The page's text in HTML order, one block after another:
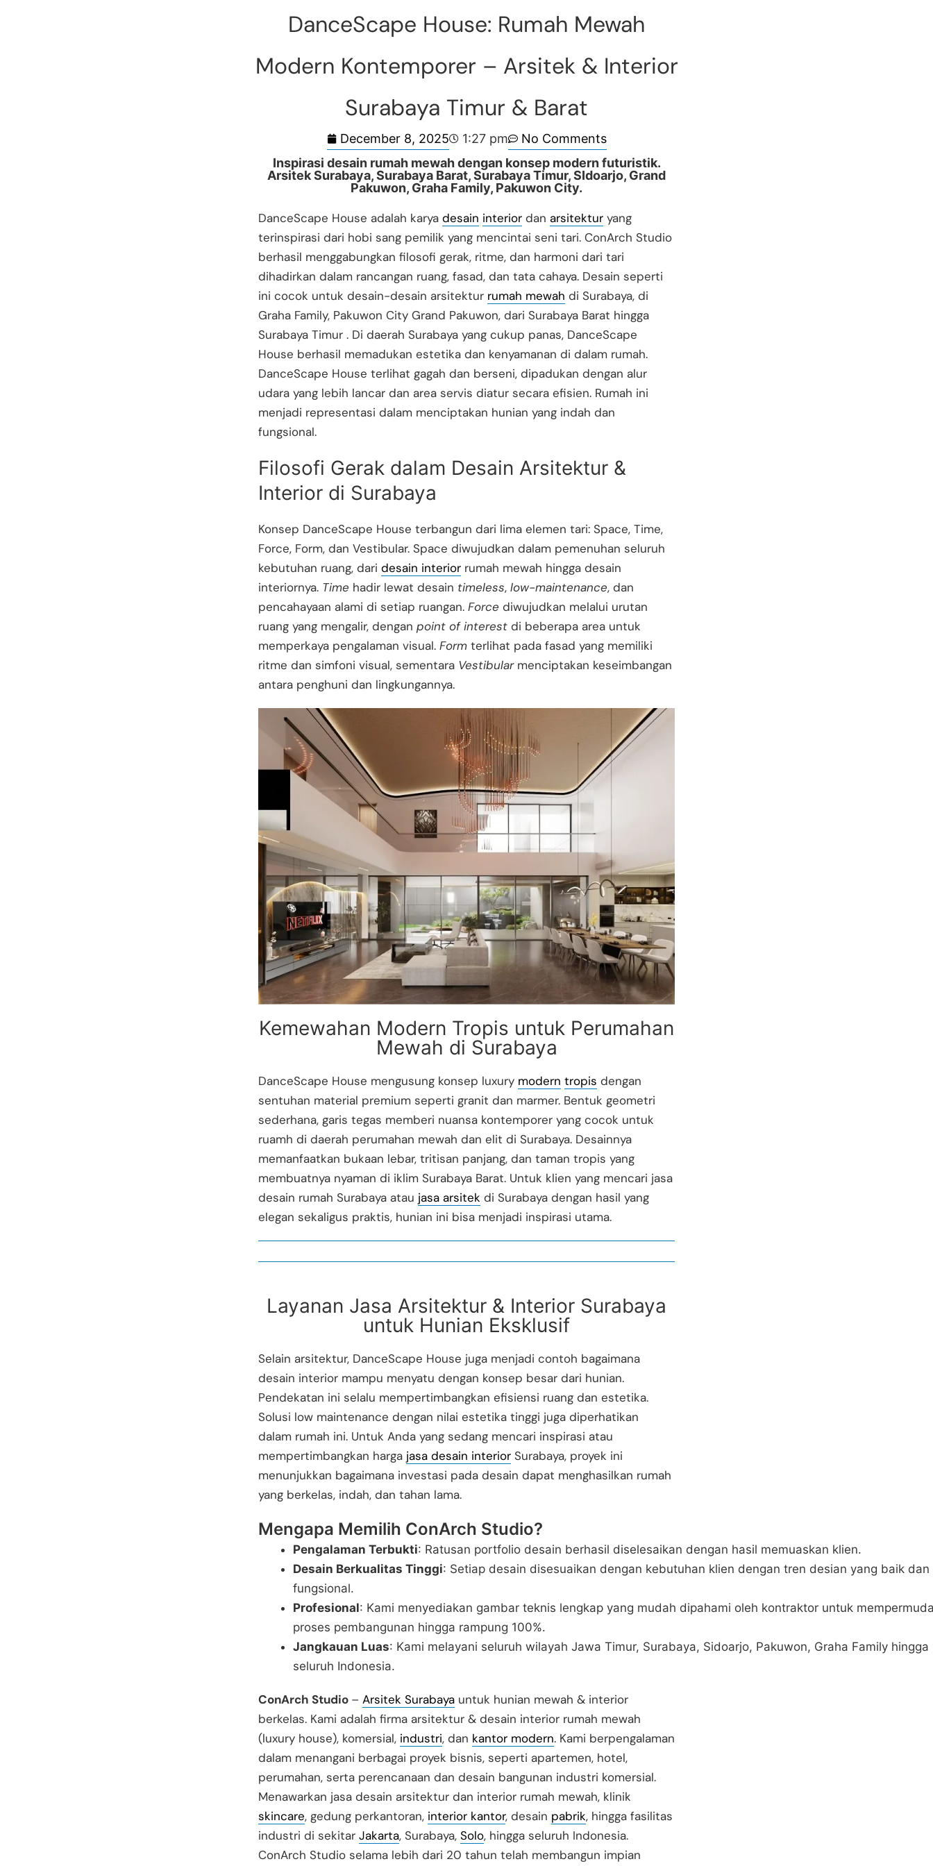
DanceScape House: Rumah Mewah
Modern Kontemporer – Arsitek & Interior
Surabaya Timur & Barat
December 8, 2025 1:27 pm
No Comments
Inspirasi desain rumah mewah dengan konsep modern futuristik.
Arsitek Surabaya, Surabaya Barat, Surabaya Timur, SIdoarjo, Grand
Pakuwon, Graha Family, Pakuwon City.
DanceScape House adalah karya desain interior dan arsitektur yang
terinspirasi dari hobi sang pemilik yang mencintai seni tari. ConArch Studio
berhasil menggabungkan filosofi gerak, ritme, dan harmoni dari tari
dihadirkan dalam rancangan ruang, fasad, dan tata cahaya. Desain seperti
ini cocok untuk desain-desain arsitektur rumah mewah di Surabaya, di
Graha Family, Pakuwon City Grand Pakuwon, dari Surabaya Barat hingga
Surabaya Timur . Di daerah Surabaya yang cukup panas, DanceScape
House berhasil memadukan estetika dan kenyamanan di dalam rumah.
DanceScape House terlihat gagah dan berseni, dipadukan dengan alur
udara yang lebih lancar dan area servis diatur secara efisien. Rumah ini
menjadi representasi dalam menciptakan hunian yang indah dan
fungsional.
Filosofi Gerak dalam Desain Arsitektur &
Interior di Surabaya
Konsep DanceScape House terbangun dari lima elemen tari: Space, Time,
Force, Form, dan Vestibular. Space diwujudkan dalam pemenuhan seluruh
kebutuhan ruang, dari desain interior rumah mewah hingga desain
interiornya. Time hadir lewat desain timeless, low-maintenance, dan
pencahayaan alami di setiap ruangan. Force diwujudkan melalui urutan
ruang yang mengalir, dengan point of interest di beberapa area untuk
memperkaya pengalaman visual. Form terlihat pada fasad yang memiliki
ritme dan simfoni visual, sementara Vestibular menciptakan keseimbangan
antara penghuni dan lingkungannya.
Kemewahan Modern Tropis untuk Perumahan
Mewah di Surabaya
DanceScape House mengusung konsep luxury modern tropis dengan
sentuhan material premium seperti granit dan marmer. Bentuk geometri
sederhana, garis tegas memberi nuansa kontemporer yang cocok untuk
ruamh di daerah perumahan mewah dan elit di Surabaya. Desainnya
memanfaatkan bukaan lebar, tritisan panjang, dan taman tropis yang
membuatnya nyaman di iklim Surabaya Barat. Untuk klien yang mencari jasa
desain rumah Surabaya atau jasa arsitek di Surabaya dengan hasil yang
elegan sekaligus praktis, hunian ini bisa menjadi inspirasi utama.
Layanan Jasa Arsitektur & Interior Surabaya
untuk Hunian Eksklusif
Selain arsitektur, DanceScape House juga menjadi contoh bagaimana
desain interior mampu menyatu dengan konsep besar dari hunian.
Pendekatan ini selalu mempertimbangkan efisiensi ruang dan estetika.
Solusi low maintenance dengan nilai estetika tinggi juga diperhatikan
dalam rumah ini. Untuk Anda yang sedang mencari inspirasi atau
mempertimbangkan harga jasa desain interior Surabaya, proyek ini
menunjukkan bagaimana investasi pada desain dapat menghasilkan rumah
yang berkelas, indah, dan tahan lama.
Mengapa Memilih ConArch Studio?
Pengalaman Terbukti: Ratusan portfolio desain berhasil diselesaikan dengan hasil memuaskan klien.
Desain Berkualitas Tinggi: Setiap desain disesuaikan dengan kebutuhan klien dengan tren desian yang baik dan
fungsional.
Profesional: Kami menyediakan gambar teknis lengkap yang mudah dipahami oleh kontraktor untuk
proses pembangunan hingga rampung 100%.
Jangkauan Luas: Kami melayani seluruh wilayah Jawa Timur, Surabaya, Sidoarjo, Pakuwon, Graha Family hingga
seluruh Indonesia.
ConArch Studio – Arsitek Surabaya untuk hunian mewah & interior
berkelas. Kami adalah firma arsitektur & desain interior rumah mewah
(luxury house), komersial, industri, dan kantor modern. Kami berpengalaman
dalam menangani berbagai proyek bisnis, seperti apartemen, hotel,
perumahan, serta perencanaan dan desain bangunan industri komersial.
Menawarkan jasa desain arsitektur dan interior rumah mewah, klinik
skincare, gedung perkantoran, interior kantor, desain pabrik, hingga fasilitas
industri di sekitar Jakarta, Surabaya, Solo, hingga seluruh Indonesia.
ConArch Studio selama lebih dari 20 tahun telah membangun impian